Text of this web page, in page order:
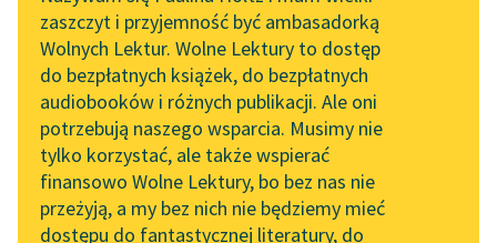
„Prokurator Alicja Horn”
do słuchania
Byliśmy częścią AI Impact
Lab
Zapraszamy na spotkanie
online z tłumaczkami
literatury skandynawskiej
Mapa Wolnych Lektur
Leśmianator
Przewodnik dla piszących i
czytających
API
zaszczyt i przyjemność być ambasadorką
Wolnych Lektur. Wolne Lektury to dostęp
do bezpłatnych książek, do bezpłatnych
audiobooków i różnych publikacji. Ale oni
potrzebują naszego wsparcia. Musimy nie
tylko korzystać, ale także wspierać
finansowo Wolne Lektury, bo bez nas nie
przeżyją, a my bez nich nie będziemy mieć
dostępu do fantastycznej literatury, do
Louisa May Alcott
Małe kobietki
— Gdy siedziałam dziś
rano w koszarach nad
krajaniem kurtek z